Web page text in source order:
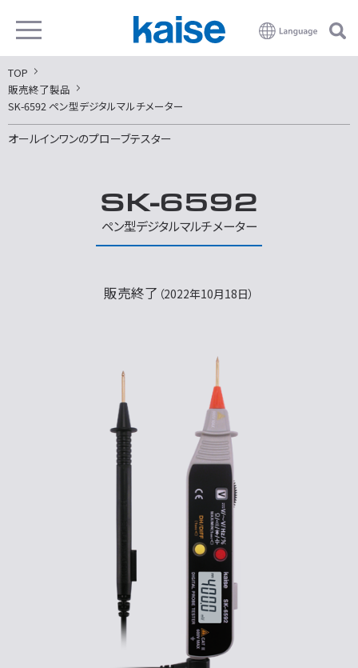
TOP
販売終了製品
SK-6592 ペン型デジタルマルチメーター
オールインワンのプローブテスター
SK-6592
ペン型デジタルマルチメーター
販売終了 （2022年10月18日）